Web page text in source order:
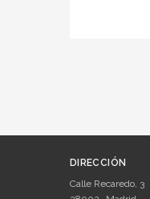
DIRECCIÓN
Calle Recaredo, 3